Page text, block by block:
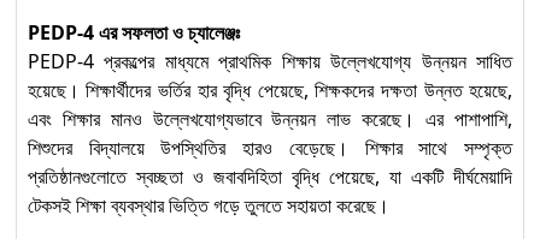
PEDP-4 এর সফলতা ও চ্যালেঞ্জঃ
PEDP-4 প্রকল্পের মাধ্যমে প্রাথমিক শিক্ষায় উল্লেখযোগ্য উন্নয়ন সাধিত
হয়েছে। শিক্ষার্থীদের ভর্তির হার বৃদ্ধি পেয়েছে, শিক্ষকদের দক্ষতা উন্নত হয়েছে,
এবং শিক্ষার মানও উল্লেখযোগ্যভাবে উন্নয়ন লাভ করেছে। এর পাশাপাশি,
শিশুদের বিদ্যালয়ে উপস্থিতির হারও বেড়েছে। শিক্ষার সাথে সম্পৃক্ত
প্রতিষ্ঠানগুলোতে স্বচ্ছতা ও জবাবদিহিতা বৃদ্ধি পেয়েছে, যা একটি দীর্ঘমেয়াদি
টেকসই শিক্ষা ব্যবস্থার ভিত্তি গড়ে তুলতে সহায়তা করেছে।